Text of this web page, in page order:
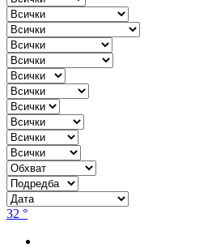
32 °